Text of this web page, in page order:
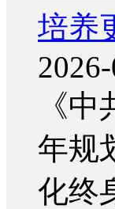
培养
《
年规
化终